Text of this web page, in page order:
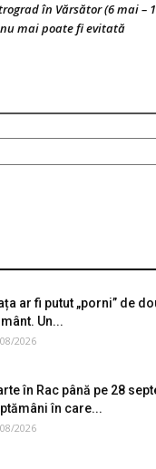
în Vărsător (6 mai –
mai poate fi evitată
ar fi putut „porni” de
Un...
2026
în Rac până pe 28
în care...
2026